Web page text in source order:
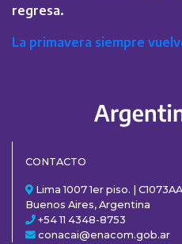
regresa.
La primavera siempre
CONTACTO
Lima 1007 1er piso. |
Buenos Aires, Argentina
+54 11 4348-8753
conacai@enacom.gob.ar